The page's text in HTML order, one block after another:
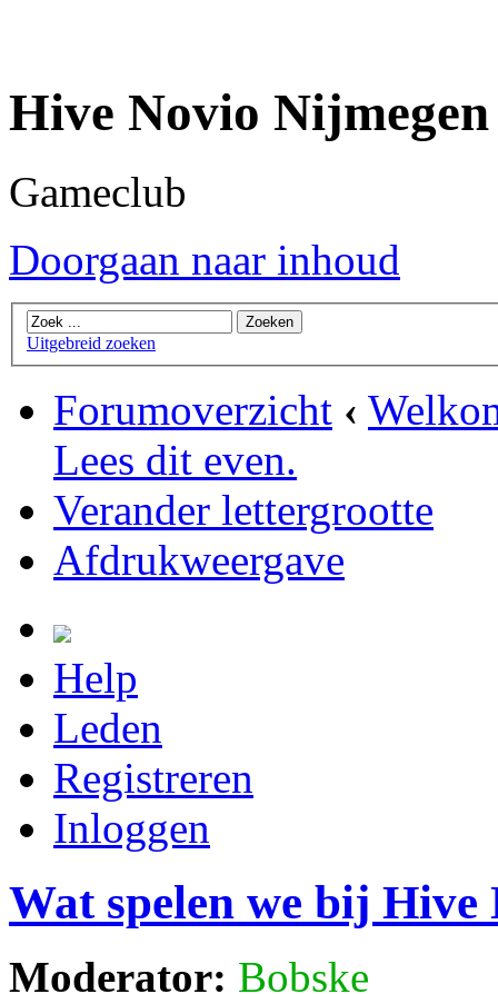
Hive Novio Nijmegen
Gameclub
Doorgaan naar inhoud
Uitgebreid zoeken
Forumoverzicht ‹
Lees dit even.
Verander lettergrootte
Afdrukweergave
Help
Leden
Registreren
Inloggen
Wat spelen we bij Hive
Moderator: Bobske